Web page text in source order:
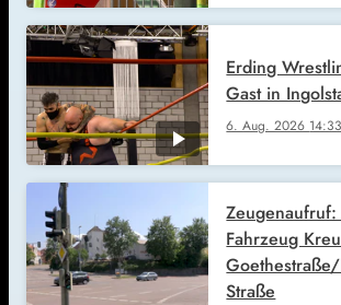
6. Aug. 2026 14:33
Erding
Gast in
Fahrzeug
Straße